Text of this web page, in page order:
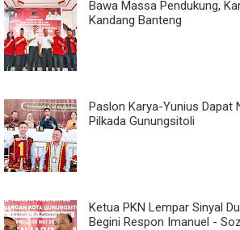
Bawa Massa Pendukung,
Kandang Banteng
Paslon Karya-Yunius Dapat
Pilkada Gunungsitoli
Ketua PKN Lempar Sinyal
Begini Respon Imanuel -